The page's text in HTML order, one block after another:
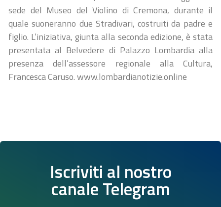
sede del Museo del Violino di Cremona, durante il
quale suoneranno due Stradivari, costruiti da padre e
figlio. L’iniziativa, giunta alla seconda edizione, è stata
presentata al Belvedere di Palazzo Lombardia alla
presenza dell’assessore regionale alla Cultura,
Francesca Caruso. www.lombardianotizie.online
Iscriviti al nostro
canale Telegram